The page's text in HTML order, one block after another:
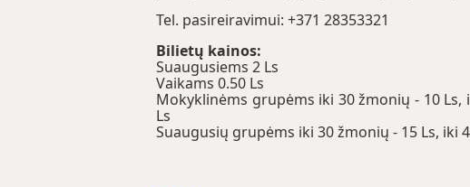
Tel. pasireiravimui: +371 28353321
Bilietų kainos:
Suaugusiems 2 Ls
Vaikams 0.50 Ls
Mokyklinėms grupėms iki 30 žmonių - 10 Ls,
Ls
Suaugusių grupėms iki 30 žmonių - 15 Ls, iki